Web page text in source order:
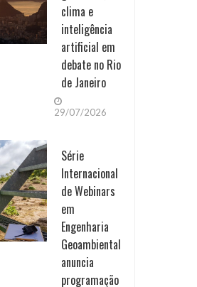
clima e
inteligência
artificial em
debate no Rio
de Janeiro
29/07/2026
Série
Internacional
de Webinars
em
Engenharia
Geoambiental
anuncia
programação